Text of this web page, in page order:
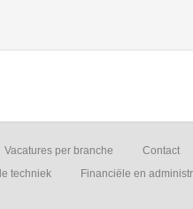
Vacatures per branche
Contact
techniek
Financiële en